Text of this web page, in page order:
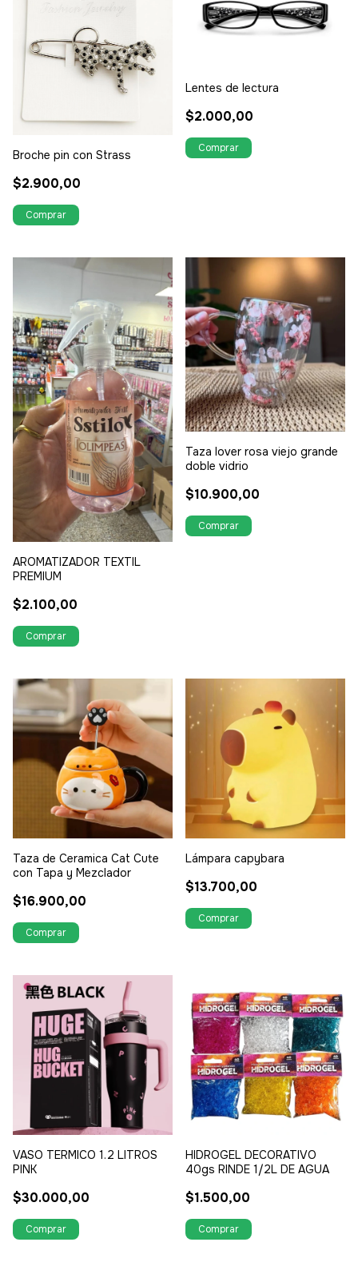
Broche pin con Strass
$2.900,00
Lentes de lectura
$2.000,00
AROMATIZADOR TEXTIL
PREMIUM
$2.100,00
Taza lover rosa viejo grande
doble vidrio
$10.900,00
Taza de Ceramica Cat Cute
con Tapa y Mezclador
$16.900,00
Lámpara capybara
$13.700,00
VASO TERMICO 1.2 LITROS
PINK
$30.000,00
HIDROGEL DECORATIVO
40gs RINDE 1/2L DE AGUA
$1.500,00